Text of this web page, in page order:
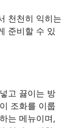
천천히 익히는
준비할 수 있
고 끓이는 방
조화를 이룹
는 메뉴이며,